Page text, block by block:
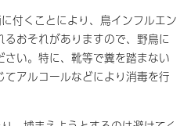
付くことにより、鳥インフルエン
おそれがありますので、野鳥に
い。特に、靴等で糞を踏まない
アルコールなどにより消毒を行